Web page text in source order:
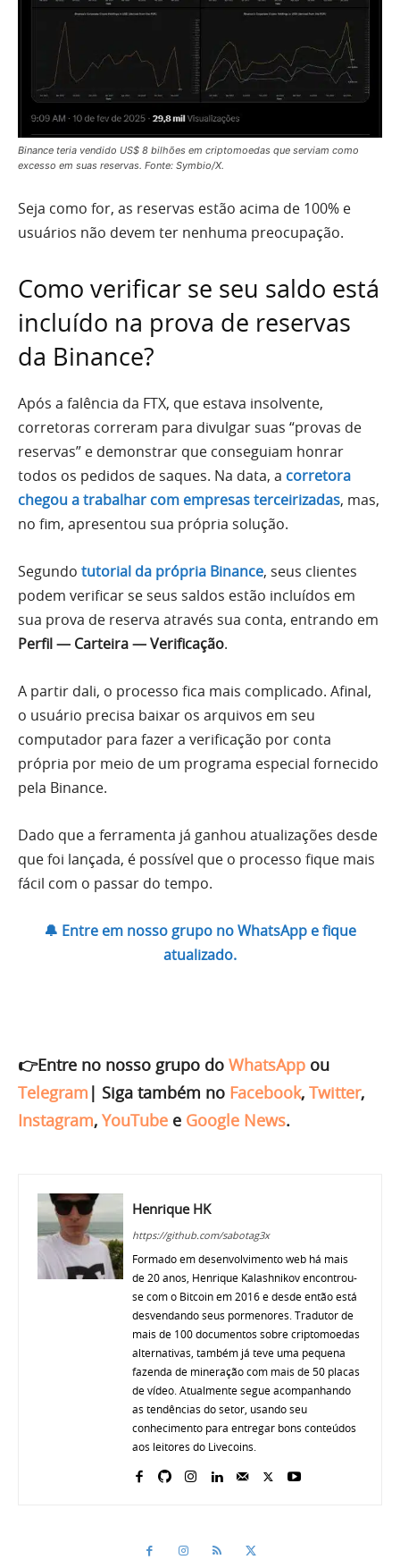
Binance teria vendido US$ 8 bilhões em criptomoedas que serviam como
excesso em suas reservas. Fonte: Symbio/X.
Seja como for, as reservas estão acima de 100% e
usuários não devem ter nenhuma preocupação.
Como verificar se seu saldo está
incluído na prova de reservas
da Binance?
Após a falência da FTX, que estava insolvente,
corretoras correram para divulgar suas “provas de
reservas” e demonstrar que conseguiam honrar
todos os pedidos de saques. Na data, a corretora
chegou a trabalhar com empresas terceirizadas, mas,
no fim, apresentou sua própria solução.
Segundo tutorial da própria Binance, seus clientes
podem verificar se seus saldos estão incluídos em
sua prova de reserva através sua conta, entrando em
Perfil — Carteira — Verificação.
A partir dali, o processo fica mais complicado. Afinal,
o usuário precisa baixar os arquivos em seu
computador para fazer a verificação por conta
própria por meio de um programa especial fornecido
pela Binance.
Dado que a ferramenta já ganhou atualizações desde
que foi lançada, é possível que o processo fique mais
fácil com o passar do tempo.
🔔 Entre em nosso grupo no WhatsApp e fique
atualizado.
👉Entre no nosso grupo do WhatsApp ou
Telegram | Siga também no Facebook, Twitter,
Instagram, YouTube e Google News.
Henrique HK
https://github.com/sabotag3x
Formado em desenvolvimento web há mais
de 20 anos, Henrique Kalashnikov encontrou-
se com o Bitcoin em 2016 e desde então está
desvendando seus pormenores. Tradutor de
mais de 100 documentos sobre criptomoedas
alternativas, também já teve uma pequena
fazenda de mineração com mais de 50 placas
de vídeo. Atualmente segue acompanhando
as tendências do setor, usando seu
conhecimento para entregar bons conteúdos
aos leitores do Livecoins.